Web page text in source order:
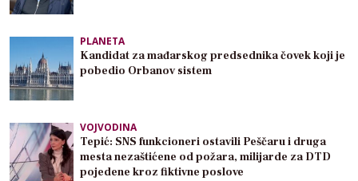
PLANETA
Kandidat za mađarskog predsednika čovek koji je
pobedio Orbanov sistem
VOJVODINA
Tepić: SNS funkcioneri ostavili Peščaru i druga
mesta nezaštićene od požara, milijarde za DTD
pojedene kroz fiktivne poslove